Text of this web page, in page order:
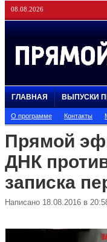
08.08.2026
ГЛАВНАЯ ВЫПУСКИ
О программе Контакты
Прямой
ДНК
записка
Написано 18.08.2016 в